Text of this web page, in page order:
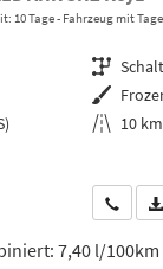
10 Tage Fahrzeug mit
Getriebe
Außenfarbe
Kilometerstand 10 km
Wir
7,40 l/100km